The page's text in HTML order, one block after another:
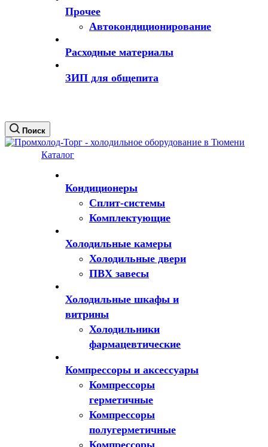
Прочее
Автокондиционирование
Расходные материалы
ЗИП для общепита
Поиск
Каталог
Кондиционеры
Сплит-системы
Комплектующие
Холодильные камеры
Холодильные двери
ПВХ завесы
Холодильные шкафы и
витрины
Холодильники
фармацевтические
Компрессоры и аксессуары
Компрессоры
герметичные
Компрессоры
полугерметичные
Компрессоры